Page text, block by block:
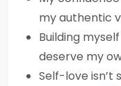
my authentic
Building
deserve my
Self-love isn’t